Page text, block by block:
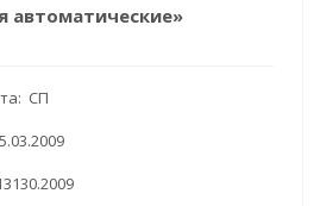
автоматические»
СП